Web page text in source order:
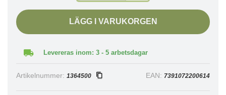
LÄGG I VARUKORGEN
Levereras inom: 3 - 5 arbetsdagar
Artikelnummer: 1364500 EAN: 7391072200614